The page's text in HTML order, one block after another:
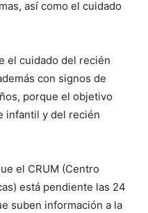
así como el cuidado
el cuidado del recién
con signos de
porque el objetivo
infantil y del recién
el CRUM (Centro
está pendiente las 24
suben información a la